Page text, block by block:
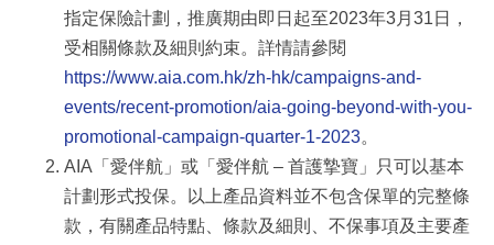
指定保險計劃，推廣期由即日起至2023年3月31日，
受相關條款及細則約束。詳情請參閱
https://www.aia.com.hk/zh-hk/campaigns-and-
events/recent-promotion/aia-going-beyond-with-you-
promotional-campaign-quarter-1-2023。
AIA「愛伴航」或「愛伴航 – 首護摯寶」只可以基本
計劃形式投保。以上產品資料並不包含保單的完整條
款，有關產品特點、條款及細則、不保事項及主要產